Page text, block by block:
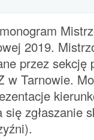
2019.
przez sekcję
w Tarnowie.
się zgłaszanie